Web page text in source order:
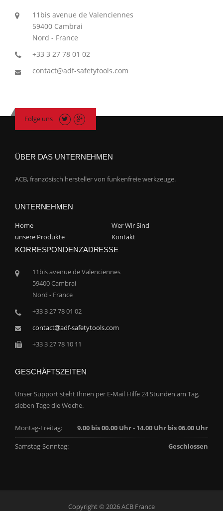
11bis avenue de Valenciennes
59400 Cambrai
Nord - France
+33 3 27 78 01 02
contact@adf-safetytools.com
Folge uns
ÜBER DAS UNTERNEHMEN
ACB, französisch hersteller von funkenfreie werkzeuge.
UNTERNEHMEN
Home
Wer Wir Sind
unsere Produkte
Kontakt
KORRESPONDENZADRESSE
11bis avenue de Valenciennes
59400 Cambrai
Nord - France
+33 3 27 78 01 02
contact
adf-safetytools.com
+33 3 27 78 10 11
GESCHÄFTSZEITEN
Unser Support steht Ihnen per E-Mail Hilfe 24 Stunden am Tag,
sieben Tage die Woche.
Montag-Freitag: 9.00 bis 00.00 Uhr - 14.00 Uhr bis 06.00 Uhr
Samstag-Sonntag: Geschlossen
Copyright © 2026 ACB France